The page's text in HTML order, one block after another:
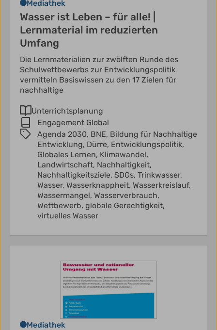
Mediathek
Wasser ist Leben – für alle! |
Lernmaterial im reduzierten
Umfang
Die Lernmaterialien zur zwölften Runde des
Schulwettbewerbs zur Entwicklungspolitik
vermitteln Basiswissen zu den 17 Zielen für
nachhaltige
Unterrichtsplanung
Engagement Global
Agenda 2030, BNE, Bildung für Nachhaltige
Entwicklung, Dürre, Entwicklungspolitik,
Globales Lernen, Klimawandel,
Landwirtschaft, Nachhaltigkeit,
Nachhaltigkeitsziele, SDGs, Trinkwasser,
Wasser, Wasserknappheit, Wasserkreislauf,
Wassermangel, Wasserverbrauch,
Wettbewerb, globale Gerechtigkeit,
virtuelles Wasser
Mediathek